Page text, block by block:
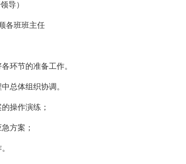
导）
班班主任
节的准备工作。
总体组织协调。
操作演练；
方案；